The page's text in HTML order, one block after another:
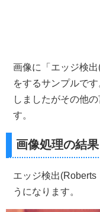
画像に「エッジ検
をするサンプルで
しましたがその他
す。
画像処理の結果
エッジ検出(Roberts
うになります。